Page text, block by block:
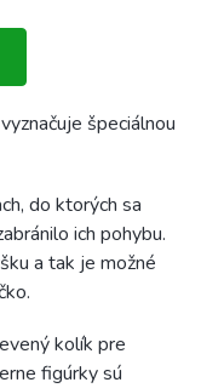
špeciálnou
do ktorých sa
ich pohybu.
a tak je možné
kolík pre
figúrky sú